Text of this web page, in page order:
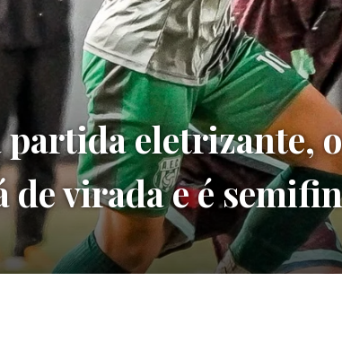
partida eletrizante,
de virada e é